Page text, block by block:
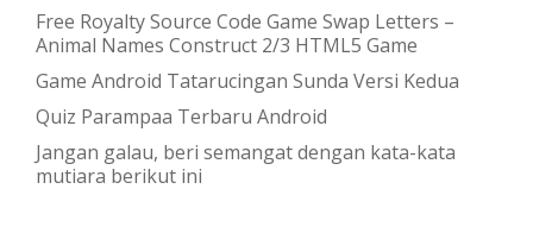
Free Royalty Source Code Game Swap Letters –
Animal Names Construct 2/3 HTML5 Game
Game Android Tatarucingan Sunda Versi Kedua
Quiz Parampaa Terbaru Android
Jangan galau, beri semangat dengan kata-kata
mutiara berikut ini